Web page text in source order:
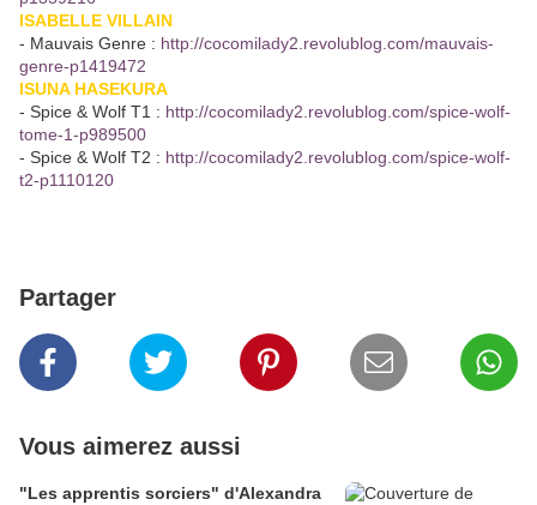
ISABELLE VILLAIN
- Mauvais Genre : http://cocomilady2.revolublog.com/mauvais-
genre-p1419472
ISUNA HASEKURA
- Spice & Wolf T1 : http://cocomilady2.revolublog.com/spice-wolf-
tome-1-p989500
- Spice & Wolf T2 : http://cocomilady2.revolublog.com/spice-wolf-
t2-p1110120
Partager
Vous aimerez aussi
"Les apprentis sorciers" d'Alexandra